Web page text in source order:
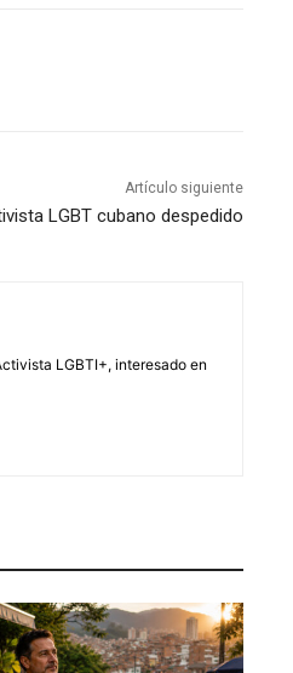
Artículo siguiente
LGBT cubano despedido
LGBTI+, interesado en